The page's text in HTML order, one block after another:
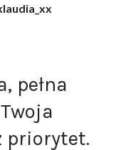
pełna
priorytet.